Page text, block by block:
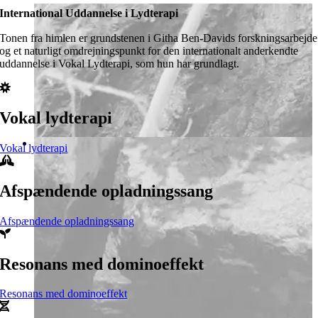
International Uddannelse i Lydterapi
Tonen fra himlen er grundstenen i Githa Ben-Davids forskningsarbejde
og et naturligt omdrejningspunkt for den internationalt anderkendte
uddannelse i Vokal Lydterapi, som hun har grundlagt.
Vokal lydterapi
Vokal lydterapi
Afspændende opladningssang
Afspændende opladningssang
Resonans med dominoeffekt
Resonans med dominoeffekt